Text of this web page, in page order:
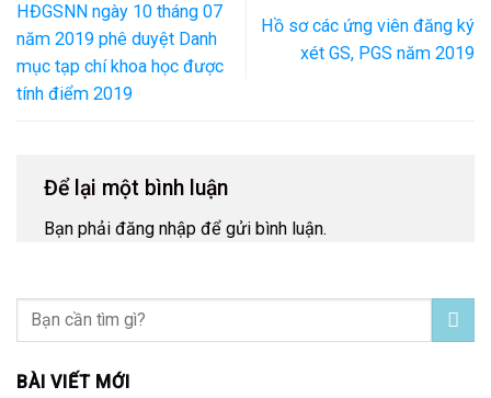
HĐGSNN ngày 10 tháng 07
năm 2019 phê duyệt Danh
mục tạp chí khoa học được
tính điểm 2019
Hồ sơ các ứng viên đăng ký
xét GS, PGS năm 2019
Để lại một bình luận
Bạn phải đăng nhập để gửi bình luận.
BÀI VIẾT MỚI